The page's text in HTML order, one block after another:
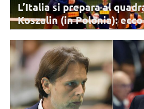
L’Italia si prepara al
Koszalin (in Polonia):
di Velasco
nazionali di Francia, Ucraina e Polonia: sono
protagoniste della trasferta.